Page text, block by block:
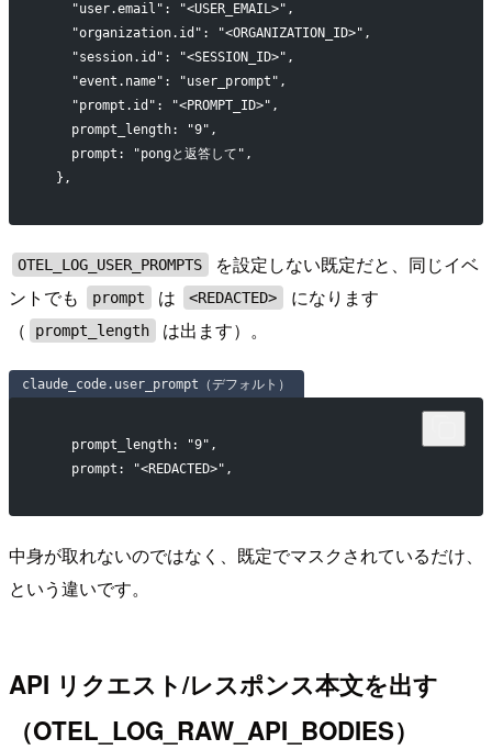
    "user.email": "<USER_EMAIL>",
    "organization.id": "<ORGANIZATION_ID>",
    "session.id": "<SESSION_ID>",
    "event.name": "user_prompt",
    "prompt.id": "<PROMPT_ID>",
    prompt_length: "9",
    prompt: "pongと返答して",
  },
OTEL_LOG_USER_PROMPTS
を設定しない既定だと、同じイベ
ントでも
prompt は <REDACTED>
になります
（
prompt_length は出ます）。
claude_code.user_prompt（デフォルト）
    prompt_length: "9",
    prompt: "<REDACTED>",
中身が取れないのではなく、既定でマスクされているだけ、
という違いです。
API リクエスト/レスポンス本文を出す
（OTEL_LOG_RAW_API_BODIES）